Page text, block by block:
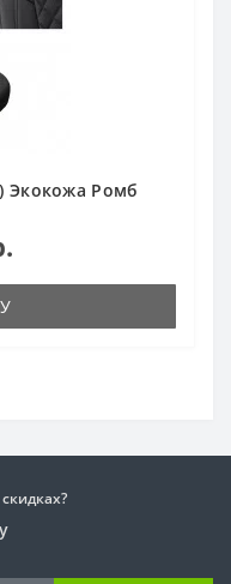
Экокожа Ромб